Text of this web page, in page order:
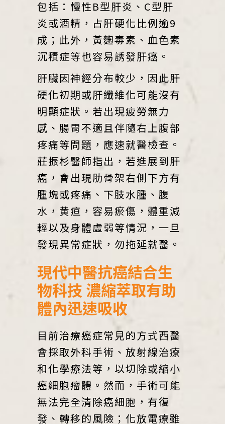
包括：慢性B型肝炎、C型肝
炎或酒精，占肝硬化比例逾9
成；此外，黃麴毒素、血色素
沉積症等也容易誘發肝癌。
肝臟因神經分布較少，因此肝
硬化初期或肝纖維化可能沒有
明顯症狀。若出現疲勞無力
感、腸胃不適且伴隨右上腹部
疼痛等問題，應速就醫檢查。
莊振杉醫師指出，若進展到肝
癌，會出現肋骨架右側下方有
腫塊或疼痛、下肢水腫、腹
水，黄疸，容易瘀傷，體重減
輕以及身體虛弱等情況，一旦
發現異常症狀，勿拖延就醫。
現代中醫抗癌結合生
物科技 濃縮萃取有助
體內迅速吸收
目前治療癌症常見的方式西醫
會採取外科手術、放射線治療
和化學療法等，以切除或縮小
癌細胞瘤體。然而，手術可能
無法完全清除癌細胞，有復
發、轉移的風險；化放電療雖